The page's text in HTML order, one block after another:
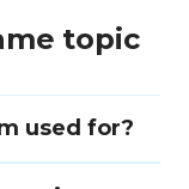
topic
used for?